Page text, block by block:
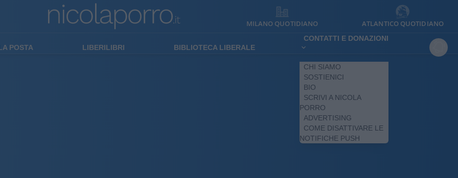
MILANO QUOTIDIANO ATLANTICO QUOTIDIANO
POSTA LIBERILIBRI BIBLIOTECA LIBERALE
CONTATTI E DONAZIONI
CHI SIAMO
SOSTIENICI
BIO
SCRIVI A NICOLA
PORRO
ADVERTISING
COME DISATTIVARE LE
NOTIFICHE PUSH